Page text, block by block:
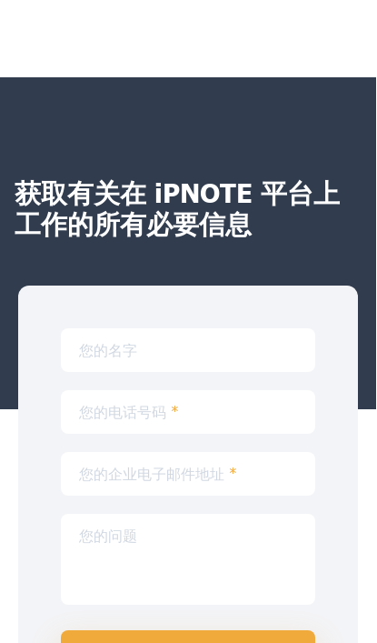
获取有关在 iPNOTE 平台上
工作的所有必要信息
您的名字
您的电话号码 *
您的企业电子邮件地址 *
您的问题